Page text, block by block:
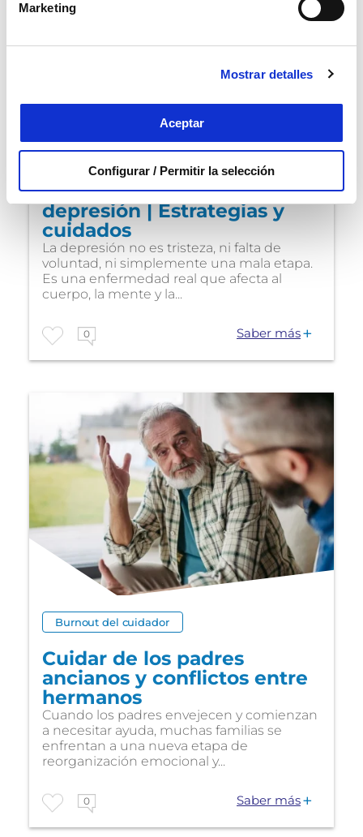
Marketing
Mostrar detalles
Aceptar
Configurar / Permitir la selección
Burnout del cuidador
Cómo salir de una
depresión | Estrategias y
cuidados
La depresión no es tristeza, ni falta de
voluntad, ni simplemente una mala etapa.
Es una enfermedad real que afecta al
cuerpo, la mente y la...
0 Saber más
Burnout del cuidador
Cuidar de los padres
ancianos y conflictos entre
hermanos
Cuando los padres envejecen y comienzan
a necesitar ayuda, muchas familias se
enfrentan a una nueva etapa de
reorganización emocional y...
0 Saber más